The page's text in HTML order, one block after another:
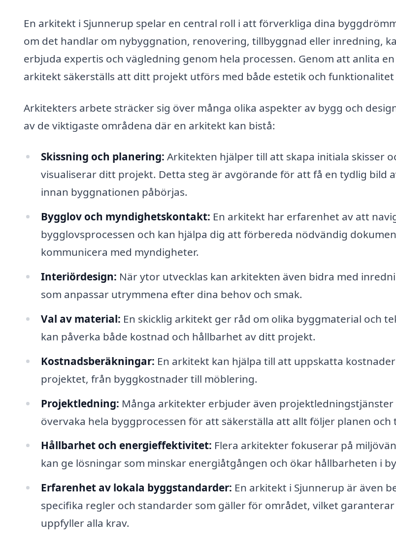
En arkitekt i Sjunnerup spelar en central roll i att förverkliga dina
om det handlar om nybyggnation, renovering, tillbyggnad eller inredning,
erbjuda expertis och vägledning genom hela processen. Genom att anlita
arkitekt säkerställs att ditt projekt utförs med både estetik och funktionalitet
Arkitekters arbete sträcker sig över många olika aspekter av bygg och
av de viktigaste områdena där en arkitekt kan bistå:
Skissning och planering: Arkitekten hjälper till att skapa initiala skisser
visualiserar ditt projekt. Detta steg är avgörande för att få en tydlig bild
innan byggnationen påbörjas.
Bygglov och myndighetskontakt: En arkitekt har erfarenhet av att
bygglovsprocessen och kan hjälpa dig att förbereda nödvändig
kommunicera med myndigheter.
Interiördesign: När ytor utvecklas kan arkitekten även bidra med
som anpassar utrymmena efter dina behov och smak.
Val av material: En skicklig arkitekt ger råd om olika byggmaterial och
kan påverka både kostnad och hållbarhet av ditt projekt.
Kostnadsberäkningar: En arkitekt kan hjälpa till att uppskatta
projektet, från byggkostnader till möblering.
Projektledning: Många arkitekter erbjuder även projektledningstjänster
övervaka hela byggprocessen för att säkerställa att allt följer planen och
Hållbarhet och energieffektivitet: Flera arkitekter fokuserar på
kan ge lösningar som minskar energiåtgången och ökar hållbarheten i
Erfarenhet av lokala byggstandarder: En arkitekt i Sjunnerup är även
specifika regler och standarder som gäller för området, vilket
uppfyller alla krav.